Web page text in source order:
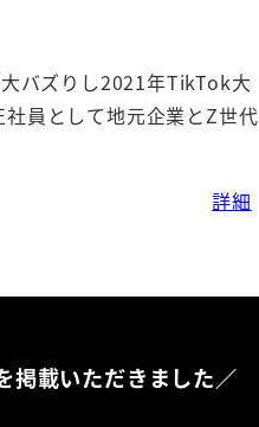
バズりし2021年TikTok大
員として地元企業とZ世代
詳細
掲載いただきました／